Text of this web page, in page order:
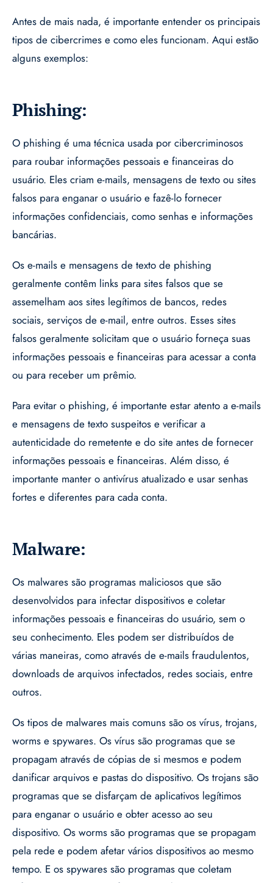
Antes de mais nada, é importante entender os principais
tipos de cibercrimes e como eles funcionam. Aqui estão
alguns exemplos:
Phishing:
O phishing é uma técnica usada por cibercriminosos
para roubar informações pessoais e financeiras do
usuário. Eles criam e-mails, mensagens de texto ou sites
falsos para enganar o usuário e fazê-lo fornecer
informações confidenciais, como senhas e informações
bancárias.
Os e-mails e mensagens de texto de phishing
geralmente contêm links para sites falsos que se
assemelham aos sites legítimos de bancos, redes
sociais, serviços de e-mail, entre outros. Esses sites
falsos geralmente solicitam que o usuário forneça suas
informações pessoais e financeiras para acessar a conta
ou para receber um prêmio.
Para evitar o phishing, é importante estar atento a e-mails
e mensagens de texto suspeitos e verificar a
autenticidade do remetente e do site antes de fornecer
informações pessoais e financeiras. Além disso, é
importante manter o antivírus atualizado e usar senhas
fortes e diferentes para cada conta.
Malware:
Os malwares são programas maliciosos que são
desenvolvidos para infectar dispositivos e coletar
informações pessoais e financeiras do usuário, sem o
seu conhecimento. Eles podem ser distribuídos de
várias maneiras, como através de e-mails fraudulentos,
downloads de arquivos infectados, redes sociais, entre
outros.
Os tipos de malwares mais comuns são os vírus, trojans,
worms e spywares. Os vírus são programas que se
propagam através de cópias de si mesmos e podem
danificar arquivos e pastas do dispositivo. Os trojans são
programas que se disfarçam de aplicativos legítimos
para enganar o usuário e obter acesso ao seu
dispositivo. Os worms são programas que se propagam
pela rede e podem afetar vários dispositivos ao mesmo
tempo. E os spywares são programas que coletam